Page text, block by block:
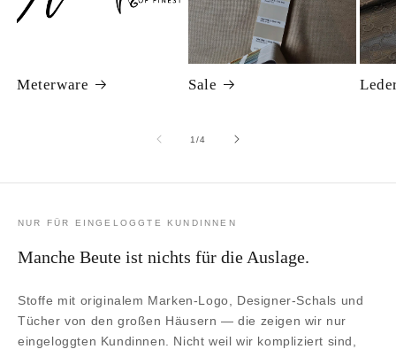
Meterware Sale
1/von
4
NUR FÜR EINGELOGGTE KUNDINNEN
Manche Beute ist nichts für die Auslage.
Stoffe mit originalem Marken-Logo, Designer-Schals und
Tücher von den großen Häusern — die zeigen wir nur
eingeloggten Kundinnen. Nicht weil wir kompliziert sind,